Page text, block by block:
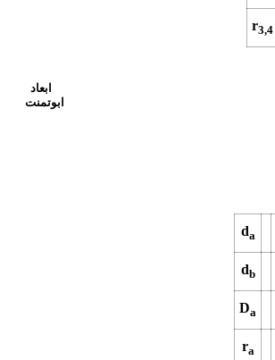
r3,4
ابعاد
ابوتمنت
da
db
Da
ra